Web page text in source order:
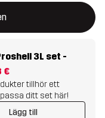
som bekräftar en ny
3L set -
€
tillhör ett
ditt set här!
Lägg till